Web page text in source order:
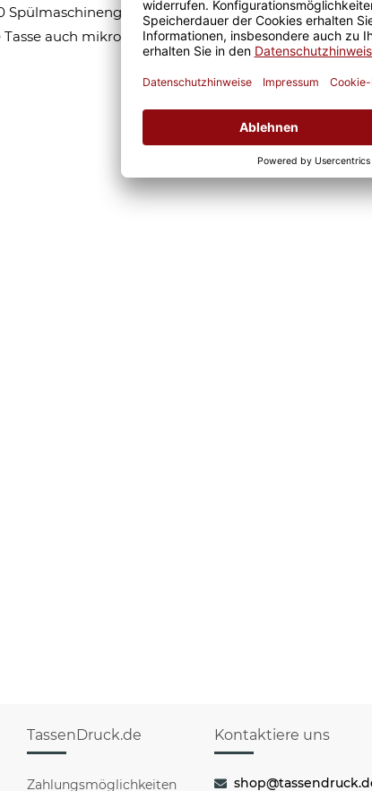
Spülmaschinengänge). Dank der Zertifizierung BS EN
Tasse auch mikrowellengeeignet.
TassenDruck.de
Zahlungsmöglichkeiten
Kontaktiere uns